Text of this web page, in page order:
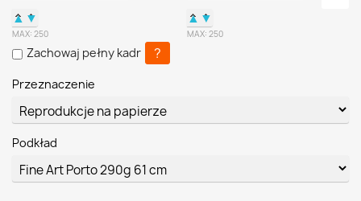
▲ ▼
MAX: 250
▲ ▼
MAX: 250
Zachowaj pełny kadr ?
Przeznaczenie
Podkład